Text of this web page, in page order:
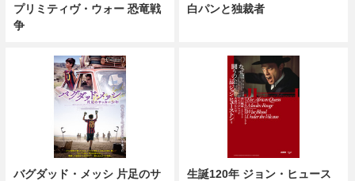
プリミティヴ・ウォー 恐竜戦
争
白パンと独裁者
バグダッド・メッシ 片足のサ
生誕120年 ジョン・ヒュース